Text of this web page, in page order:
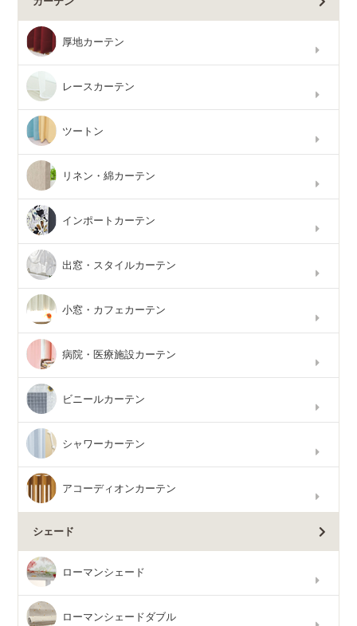
厚地カーテン
レースカーテン
ツートン
リネン・綿カーテン
インポートカーテン
出窓・スタイルカーテン
小窓・カフェカーテン
病院・医療施設カーテン
ビニールカーテン
シャワーカーテン
アコーディオンカーテン
シェード
ローマンシェード
ローマンシェードダブル